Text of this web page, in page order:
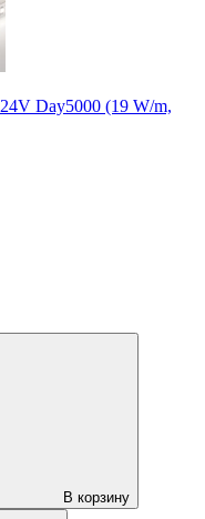
Day5000 (19 W/m,
В корзину